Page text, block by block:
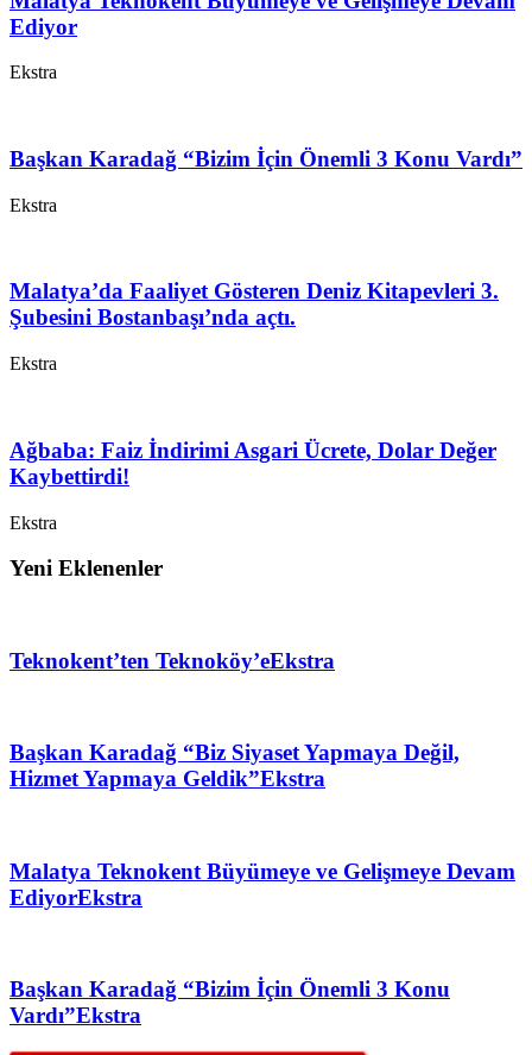
Ediyor
Ekstra
Başkan Karadağ “Bizim İçin Önemli 3 Konu Vardı”
Ekstra
Malatya’da Faaliyet Gösteren Deniz Kitapevleri 3.
Şubesini Bostanbaşı’nda açtı.
Ekstra
Ağbaba: Faiz İndirimi Asgari Ücrete, Dolar Değer
Kaybettirdi!
Ekstra
Yeni Eklenenler
Teknokent’ten Teknoköy’eEkstra
Başkan Karadağ “Biz Siyaset Yapmaya Değil,
Hizmet Yapmaya Geldik”Ekstra
Malatya Teknokent Büyümeye ve Gelişmeye Devam
EdiyorEkstra
Başkan Karadağ “Bizim İçin Önemli 3 Konu
Vardı”Ekstra